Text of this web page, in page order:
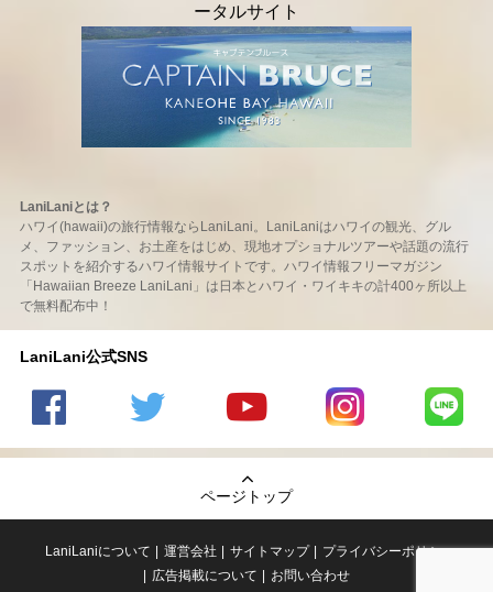
LaniLaniとは？
ハワイ(hawaii)の旅行情報ならLaniLani。LaniLaniはハワイの観光、グル
メ、ファッション、お土産をはじめ、現地オプショナルツアーや話題の流行
スポットを紹介するハワイ情報サイトです。ハワイ情報フリーマガジン
「Hawaiian Breeze LaniLani」は日本とハワイ・ワイキキの計400ヶ所以上
で無料配布中！
LaniLani公式SNS
の
のtwitter
の
Youtube
チャンネ
LaniLani
LaniLani
ページトップ
LaniLaniについて 運営会社 サイトマップ
プライバシーポリシー
広告掲載について
お問い合わせ